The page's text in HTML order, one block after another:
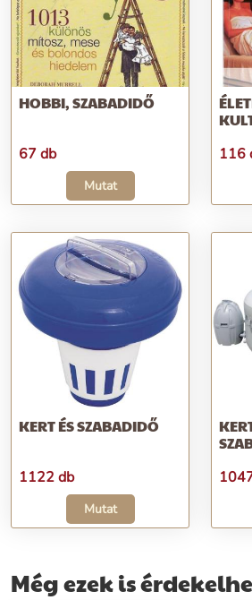
HOBBI, SZABADIDŐ
67 db
Mutat
116
KERT ÉS SZABADIDŐ
1122 db
Mutat
Még ezek is